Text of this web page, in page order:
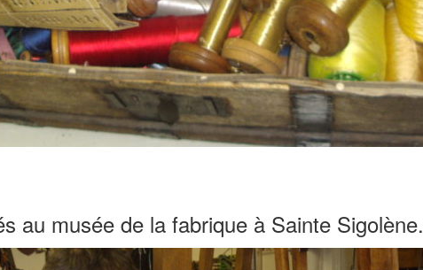
au musée de la fabrique à Sainte Sigolène.